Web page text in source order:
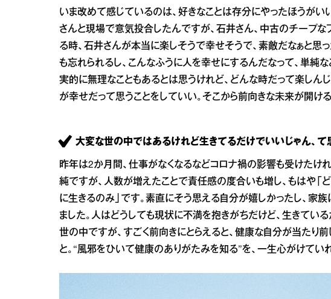
いま改めて感じているのは、好きなことは存分にやったほうがい
さんと現場で意気投合したんですが、石井さん、中古のチープな
る時、石井さんが本当に楽しそうで幸せそうで、素敵だなぁと思
も忘れられるし、こんなふうに人を幸せにするんだなって、単純
実的に無理なこともあるとは思うけれど、どんな時だって楽しん
が幸せだって思うことをしていい。そこから前向きな未来が開け
大変な世の中ではあるけれど生きてるだけでいいじゃん、
昨年は2か月間、仕事がなくなるなどコロナ禍の影響も受けたけ
純ですが、人数が増えたことで責任感の度合いも増し、もはや「
に生きるのみ」です。素直にそう思える自分が嬉しかったし、家
ました。人はどうしても現状に不満を抱きがちだけど、生きてい
世の中ですが、すごく前向きにとらえると、健康な自分が当たり
と。“風邪をひいて健康のありがたみを知る”を、一生心がけてい